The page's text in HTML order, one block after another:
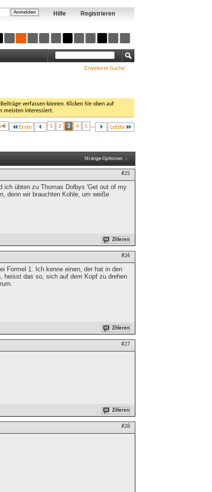
Registrieren
Hilfe
Erweiterte Suche
verfassen können. Klicken Sie oben auf
meisten interessiert.
8 Erste 1 2 3 4 5 ... Letzte
Stränge-Optionen
#25
ich übten zu Thomas Dolbys 'Get out of my
denn wir brauchten Kohle, um weiße
Zitieren
#26
Formel 1. Ich kenne einen, der hat in den
heisst das so, sich auf dem Kopf zu drehen
Zitieren
#27
Zitieren
#28